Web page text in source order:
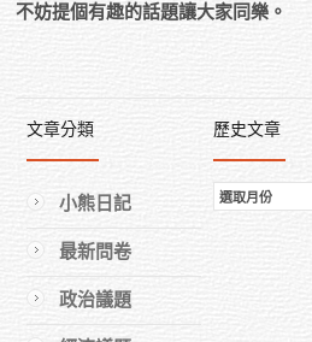
不妨提個有趣的話題讓大家同樂。
文章分類
小熊日記
最新問卷
政治議題
歷史文章
歷